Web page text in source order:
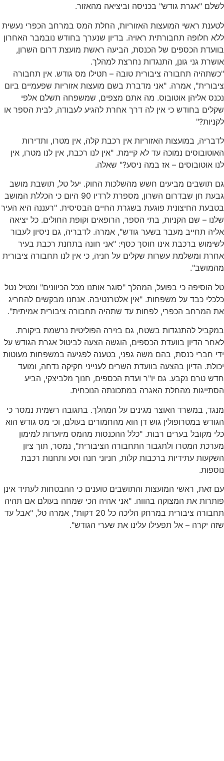
לשלם "אגרת גודש" בכניסה וביציאה מהאזור.
לטענת ראשי המועצות האזוריות, החלת המס במרחב הכפרי נעשית
ללא חלופה תחבורתית ראויה. בדיון שנערך בחודש נובמבר האחרון
בוועדת הכספים של הכנסת, הביעה ראשת מועצת דרום השרון,
אושרת גני גונן, התנגדות נחרצת למהלך.
"כשתהיה תחבורה ציבורית טובה – תטילו מס גודש. אין תחבורה
ציבורית", אמרה. "אני מדברת בשם מועצות אזוריות שפעמיים ביום
נכנס אליהן אוטובוס. מה אתם מצפים, שמשפחה תשלם אלפי
שקלים בחודש כי אין לה דרך אחרת להגיע לעבודה, לבית הספר או
לקניות?"
לדבריה, במועצות האזוריות אין רכבת קלה, אין מטרו, ותדירות
האוטובוסים נמוכה עד לא קיימת. "אין לנו רכבת, אין לנו מטרו, אין
לנו אוטובוסים – אז במה ניסע?" שאלה.
גם תושבים מביעים חשש מהשלכות החוק. יעל טל, תושבת מושב
גבעת חן שבדרום השרון, מספרת לרדיו 90 היום כי הכללת המושב
בטבעת החיצונית פוגעת בשגרת החיים הבסיסית. "רעננה היא העיר
שלנו – שם הקניות, בתי הספר, הרופאים וקופת החולים. כל יציאה
אליה תחייב מעבר בשער גודש", אמרה. לדבריה, גם ניסיון לעבור
לשימוש ברכבת אינו חוסך כסף: "אני חונה בתחנת רכבת בעיר
אחרת ומשלמת עשרות שקלים על חניה, כי אין לנו תחבורה ציבורית
מהמושב".
טל הוסיפה כי בפועל, המהלך "סוגר אותנו מכל הכיוונים" ומטיל נטל
כלכלי כבד על משפחות. "אין אלטרנטיבה. אנחנו מבקשים להחריג
את המרחב הכפרי, לפחות עד שתהיה תחבורה ציבורית אמיתית".
במקביל להתנגדות בשטח, גם בזירה הפוליטית נרשמת ביקורת.
לאחר הדיון בוועדת הכספים, הוגשה הצעה לביטול אגרת הגודש על
ידי חברי כנסת, בהם משה גפני, בטענה לפגיעה במשפחות מעוטות
יכולת. הדיון בהצעה בוועדת השרים לענייני חקיקה נדחה, ומועד
חדש טרם נקבע. גם יו"ר ועדת הכספים, חנוך מלביצקי, הביע
הסתייגות מהחלת האגרה במתכונתה הנוכחית.
מנגד, במשרד האוצר מגינים על המהלך. בתגובה רשמית נמסר כי
הגודש במטרופולין גוש דן הוא מהחמורים בעולם, וכי מס גודש הוא
כלי מקובל בערים רבות. "כלל ההכנסות מהמס מיועדות למימון
מערכת המטרו ולתגבור התחבורה הציבורית", נמסר, תוך ציון
השקעות עתידיות ברכבות קלות, חניוני חנה וסע ותחנות רכבת
נוספות.
עם זאת, ראשי המועצות והתושבים טוענים כי ההבטחות לעתיד אינן
פותרות את המצוקה בהווה. "אני אהיה הכי שמחה בעולם אם תהיה
תחבורה ציבורית במרחק הליכה כל 20 דקות", אמרה טל, "אבל עד
שזה יקרה – אל תפעילו עלינו את שערי הגודש".